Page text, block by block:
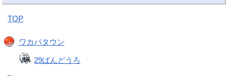
TOP
ワカバタウン
29ばんどうろ